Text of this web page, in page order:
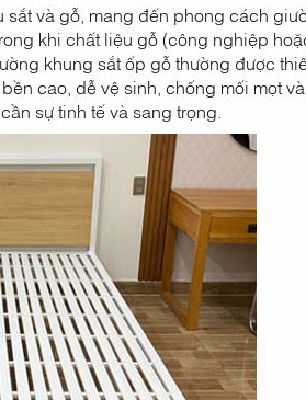
và gỗ, mang đến phong cách
khi chất liệu gỗ (công nghiệp
khung sắt ốp gỗ thường được
cao, dễ vệ sinh, chống mối mọt
sự tinh tế và sang trọng.